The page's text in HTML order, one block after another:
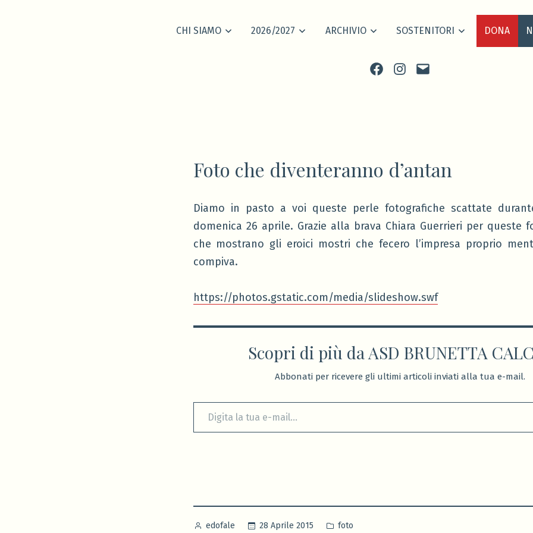
CHI SIAMO 2026/2027 ARCHIVIO SOSTENITORI DONA
FacebookInstagram
scrivi
Foto che diventeranno d’antan
Diamo in pasto a voi queste perle fotografiche scattate
domenica 26 aprile. Grazie alla brava Chiara Guerrieri per queste
che mostrano gli eroici mostri che fecero l’impresa proprio
compiva.
https://photos.gstatic.com/media/slideshow.swf
Scopri di più da ASD BRUNETTA
Abbonati per ricevere gli ultimi articoli inviati alla tua e-mail.
Digita la tua e-mail...
Pubblicato
edofale 28 Aprile 2015
Pubblicato
foto